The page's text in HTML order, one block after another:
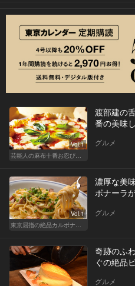
Vol.1
芸能人の麻布十番お忍び店リスト
渡部建の
番の美味
グルメ
Vol.1
東京屈指の絶品カルボナーラ！すぐに行きたくなる美味しい人気店
濃厚な美
ボナーラ
グルメ
奇跡のふ
ぐの絶品
グルメ